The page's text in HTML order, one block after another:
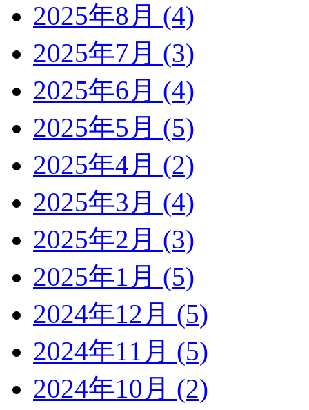
2025年8月 (4)
2025年7月 (3)
2025年6月 (4)
2025年5月 (5)
2025年4月 (2)
2025年3月 (4)
2025年2月 (3)
2025年1月 (5)
2024年12月 (5)
2024年11月 (5)
2024年10月 (2)